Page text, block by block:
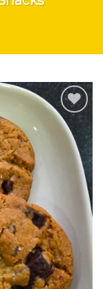
Adicionar
aos
favoritos